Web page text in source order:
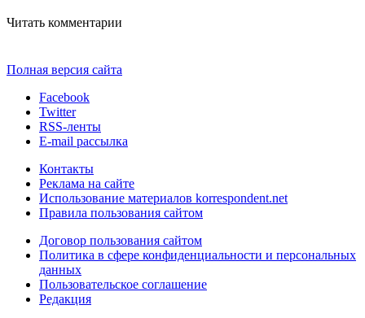
Читать комментарии
Полная версия сайта
Facebook
Twitter
RSS-ленты
E-mail рассылка
Контакты
Реклама на сайте
Использование материалов korrespondent.net
Правила пользования сайтом
Договор пользования сайтом
Политика в сфере конфиденциальности и персональных
данных
Пользовательское соглашение
Редакция